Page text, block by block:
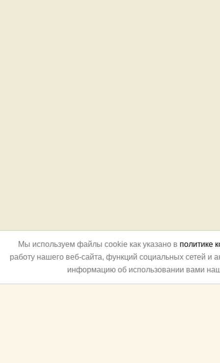
Мы используем файлы cookie как указано в политике
работу нашего веб-сайта, функций социальных сетей и
информацию об использовании вами